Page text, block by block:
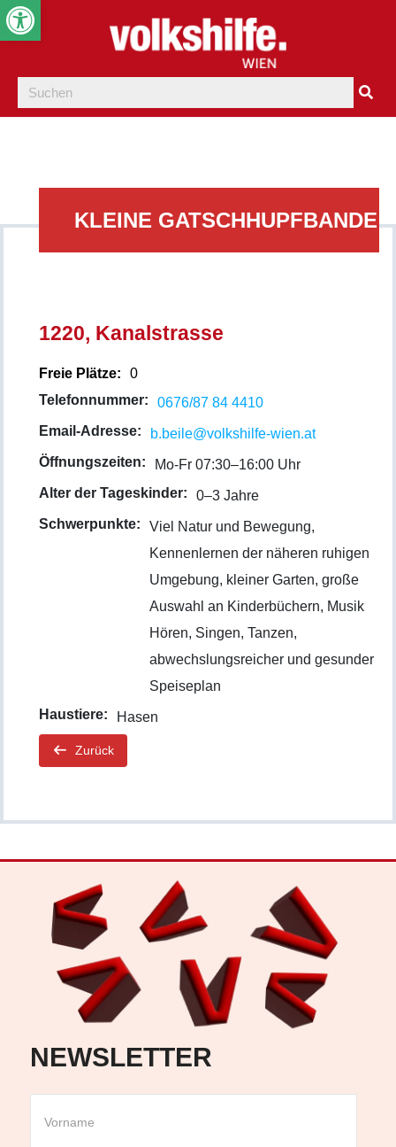
KLEINE GATSCHHUPFBANDE
1220, Kanalstrasse
Freie Plätze:
0
Telefonnummer:
0676/87 84 4410
Email-Adresse:
b.beile@volkshilfe-wien.at
Öffnungszeiten:
Mo-Fr 07:30–16:00 Uhr
Alter der Tageskinder:
0–3 Jahre
Schwerpunkte:
Viel Natur und Bewegung,
Kennenlernen der näheren ruhigen
Umgebung, kleiner Garten, große
Auswahl an Kinderbüchern, Musik
Hören, Singen, Tanzen,
abwechslungsreicher und gesunder
Speiseplan
Haustiere:
Hasen
Zurück
NEWSLETTER